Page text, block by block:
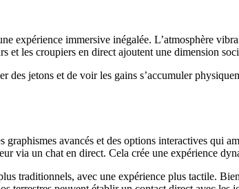
expérience immersive inégalée. L’atmosphère
et les croupiers en direct ajoutent une dimension
jetons et de voir les gains s’accumuler
avancés et des options interactives qui
via un chat en direct. Cela crée une expérience
traditionnels, avec une expérience plus tactile.